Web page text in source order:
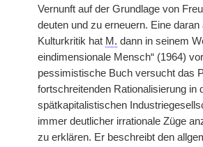
Vernunft auf der Grundlage von
deuten und zu erneuern. Eine
Kulturkritik hat M. dann in seinem
eindimensionale Mensch“ (1964)
pessimistische Buch versucht das
fortschreitenden Rationalisierung in
spätkapitalistischen
immer deutlicher irrationale Züge
zu erklären. Er beschreibt den